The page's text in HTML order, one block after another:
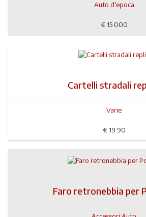
Auto d'epoca
€ 15.000
Cartelli stradali
Varie
€ 19.90
Faro retronebbia per